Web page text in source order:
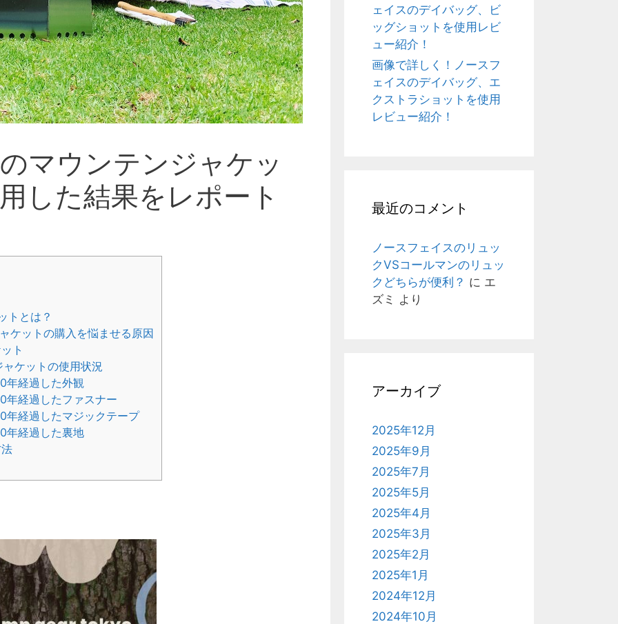
マウンテンジャケッ
した結果をレポート
トとは？
ケットの購入を悩ませる原因
ト
ケットの使用状況
年経過した外観
年経過したファスナー
経過したマジックテープ
年経過した裏地
ェイスのデイバッグ、ビ
ッグショットを使用レビ
ュー紹介！
画像で詳しく！ノースフ
ェイスのデイバッグ、エ
クストラショットを使用
レビュー紹介！
最近のコメント
ノースフェイスのリュッ
クVSコールマンのリュッ
クどちらが便利？ に エ
ズミ より
アーカイブ
2025年12月
2025年9月
2025年7月
2025年5月
2025年4月
2025年3月
2025年2月
2025年1月
2024年12月
2024年10月